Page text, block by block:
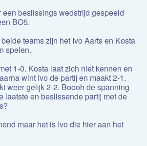
een beslissings wedstrijd gespeeld
BO5.
teams zijn het Ivo Aarts en Kosta
spelen.
1-0. Kosta laat zich niet kennen en
wint Ivo de partij en maakt 2-1.
weer gelijk 2-2. Boooh de spanning
laatste en beslissende partij met de
maar het is Ivo die hier aan het